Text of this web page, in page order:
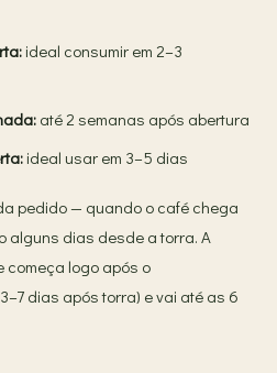
ideal consumir em 2–3
até 2 semanas após abertura
ideal usar em 3–5 dias
pedido — quando o café chega
alguns dias desde a torra. A
começa logo após o
dias após torra) e vai até as 6